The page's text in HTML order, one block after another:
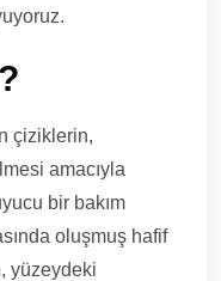
çiziklerin,
amacıyla
bir bakım
oluşmuş hafif
yüzeydeki